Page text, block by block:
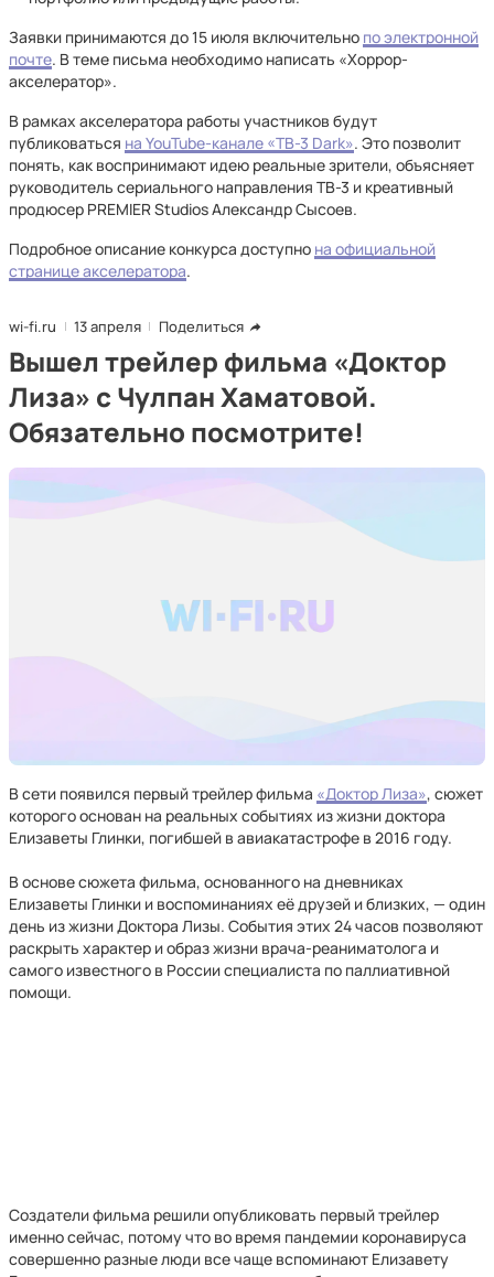
Заявки принимаются до 15 июля включительно по электронной
почте. В теме письма необходимо написать «Хоррор-
акселератор».
В рамках акселератора работы участников будут
публиковаться на YouTube-канале «ТВ-3 Dark». Это позволит
понять, как воспринимают идею реальные зрители, объясняет
руководитель сериального направления ТВ-3 и креативный
продюсер PREMIER Studios Александр Сысоев.
Подробное описание конкурса доступно на официальной
странице акселератора.
wi-fi.ru 13 апреля Поделиться
Вышел трейлер фильма «Доктор
Лиза» с Чулпан Хаматовой.
Обязательно посмотрите!
В сети появился первый трейлер фильма «Доктор Лиза», сюжет
которого основан на реальных событиях из жизни доктора
Елизаветы Глинки, погибшей в авиакатастрофе в 2016 году.
В основе сюжета фильма, основанного на дневниках
Елизаветы Глинки и воспоминаниях её друзей и близких, — один
день из жизни Доктора Лизы. События этих 24 часов позволяют
раскрыть характер и образ жизни врача-реаниматолога и
самого известного в России специалиста по паллиативной
помощи.
Создатели фильма решили опубликовать первый трейлер
именно сейчас, потому что во время пандемии коронавируса
совершенно разные люди все чаще вспоминают Елизавету